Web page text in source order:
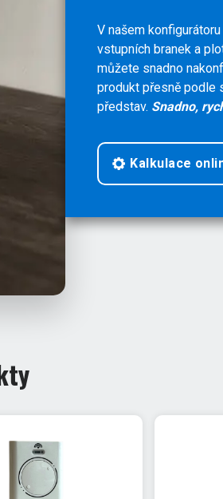
V našem
vstupních branek a
můžete snadno
produkt přesně podle
představ. Snadno,
Kalkulace